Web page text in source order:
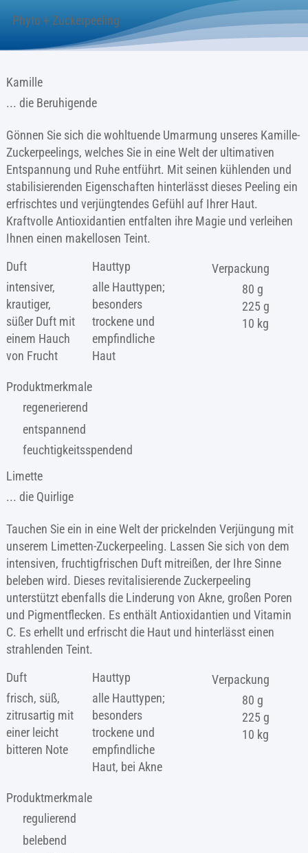
Phyto + Zuckerpeeling
Kamille
... die Beruhigende
Gönnen Sie sich die wohltuende Umarmung unseres Kamille-
Zuckerpeelings, welches Sie in eine Welt der ultimativen
Entspannung und Ruhe entführt. Mit seinen kühlenden und
stabilisierenden Eigenschaften hinterlässt dieses Peeling ein
erfrischtes und verjüngtendes Gefühl auf Ihrer Haut.
Kraftvolle Antioxidantien entfalten ihre Magie und verleihen
Ihnen einen makellosen Teint.
Duft
intensiver,
krautiger,
süßer Duft mit
einem Hauch
von Frucht
Hauttyp
alle Hauttypen;
besonders
trockene und
empfindliche
Haut
Produktmerkmale
regenerierend
entspannend
feuchtigkeitsspendend
Verpackung
80 g
225 g
10 kg
Limette
... die Quirlige
Tauchen Sie ein in eine Welt der prickelnden Verjüngung mit
unserem Limetten-Zuckerpeeling. Lassen Sie sich von dem
intensiven, fruchtigfrischen Duft mitreißen, der Ihre Sinne
beleben wird. Dieses revitalisierende Zuckerpeeling
unterstützt ebenfalls die Linderung von Akne, großen Poren
und Pigmentflecken. Es enthält Antioxidantien und Vitamin
C. Es erhellt und erfrischt die Haut und hinterlässt einen
strahlenden Teint.
Duft
frisch, süß,
zitrusartig mit
einer leicht
bitteren Note
Hauttyp
alle Hauttypen;
besonders
trockene und
empfindliche
Haut, bei Akne
Produktmerkmale
regulierend
belebend
Verpackung
80 g
225 g
10 kg